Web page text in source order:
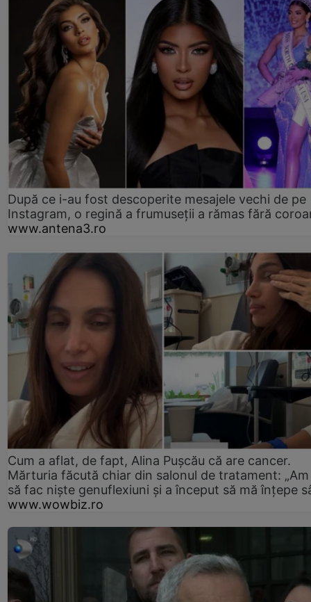
După ce i-au fost descoperite mesajele vechi de pe
Instagram, o regină a frumuseții a rămas fără
www.antena3.ro
Cum a aflat, de fapt, Alina Pușcău că are cancer.
Mărturia făcută chiar din salonul de tratament:
să fac niște genuflexiuni și a început să mă înțepe
www.wowbiz.ro